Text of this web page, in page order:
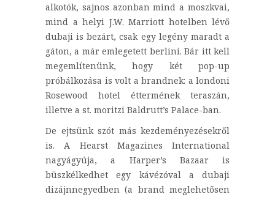
alkotók, sajnos azonban mind a moszkvai,
mind a helyi J.W. Marriott hotelben lévő
dubaji is bezárt, csak egy legény maradt a
gáton, a már emlegetett berlini. Bár itt kell
megemlítenünk, hogy két pop-up
próbálkozása is volt a brandnek: a londoni
Rosewood hotel éttermének teraszán,
illetve a st. moritzi Baldrutt’s Palace-ban.
De ejtsünk szót más kezdeményezésekről
is. A Hearst Magazines International
nagyágyúja, a Harper’s Bazaar is
büszkélkedhet egy kávézóval a dubaji
dizájnnegyedben (a brand meglehetősen